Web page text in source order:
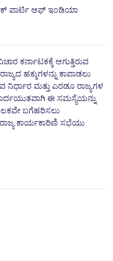
ಪಾರ್ಟಿ ಆಫ್ ಇಂಡಿಯಾ
ಕರ್ನಾಟಕಕ್ಕೆ ಆಗುತ್ತಿರುವ
ಹಕ್ಕುಗಳನ್ನು ಕಾಪಾಡಲು
ನಿರ್ಧಾರ ಮತ್ತು ಎರಡೂ ರಾಜ್ಯಗಳ
ಈ ಸಮಸ್ಯೆಯನ್ನು
ಬಗೆಹರಿಸಲು
ಕಾರ್ಯಕಾರಿಣಿ ಸಭೆಯು